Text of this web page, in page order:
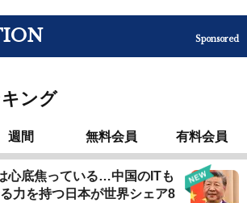
Sponsored
ング
週間 無料会員 有料会員
心底焦っている…中国のITも
力を持つ日本が世界シェア8